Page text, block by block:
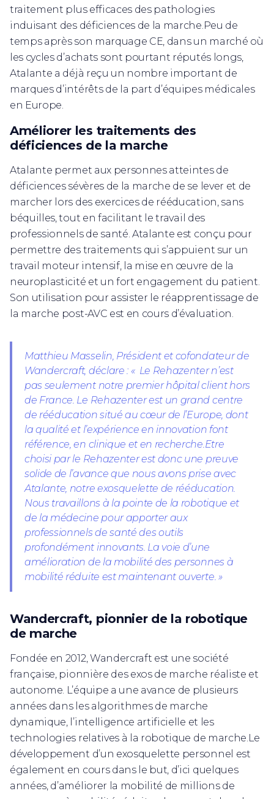
traitement plus efficaces des pathologies
induisant des déficiences de la marche.Peu de
temps après son marquage CE, dans un marché où
les cycles d’achats sont pourtant réputés longs,
Atalante a déjà reçu un nombre important de
marques d’intérêts de la part d’équipes médicales
en Europe.
Améliorer les traitements des
déficiences de la marche
Atalante permet aux personnes atteintes de
déficiences sévères de la marche de se lever et de
marcher lors des exercices de rééducation, sans
béquilles, tout en facilitant le travail des
professionnels de santé. Atalante est conçu pour
permettre des traitements qui s’appuient sur un
travail moteur intensif, la mise en œuvre de la
neuroplasticité et un fort engagement du patient.
Son utilisation pour assister le réapprentissage de
la marche post-AVC est en cours d’évaluation.
Matthieu Masselin, Président et cofondateur de
Wandercraft, déclare : « Le Rehazenter n’est
pas seulement notre premier hôpital client hors
de France. Le Rehazenter est un grand centre
de rééducation situé au cœur de l’Europe, dont
la qualité et l’expérience en innovation font
référence, en clinique et en recherche.Etre
choisi par le Rehazenter est donc une preuve
solide de l’avance que nous avons prise avec
Atalante, notre exosquelette de rééducation.
Nous travaillons à la pointe de la robotique et
de la médecine pour apporter aux
professionnels de santé des outils
profondément innovants. La voie d’une
amélioration de la mobilité des personnes à
mobilité réduite est maintenant ouverte. »
Wandercraft, pionnier de la robotique
de marche
Fondée en 2012, Wandercraft est une société
française, pionnière des exos de marche réaliste et
autonome. L’équipe a une avance de plusieurs
années dans les algorithmes de marche
dynamique, l’intelligence artificielle et les
technologies relatives à la robotique de marche.Le
développement d’un exosquelette personnel est
également en cours dans le but, d’ici quelques
années, d’améliorer la mobilité de millions de